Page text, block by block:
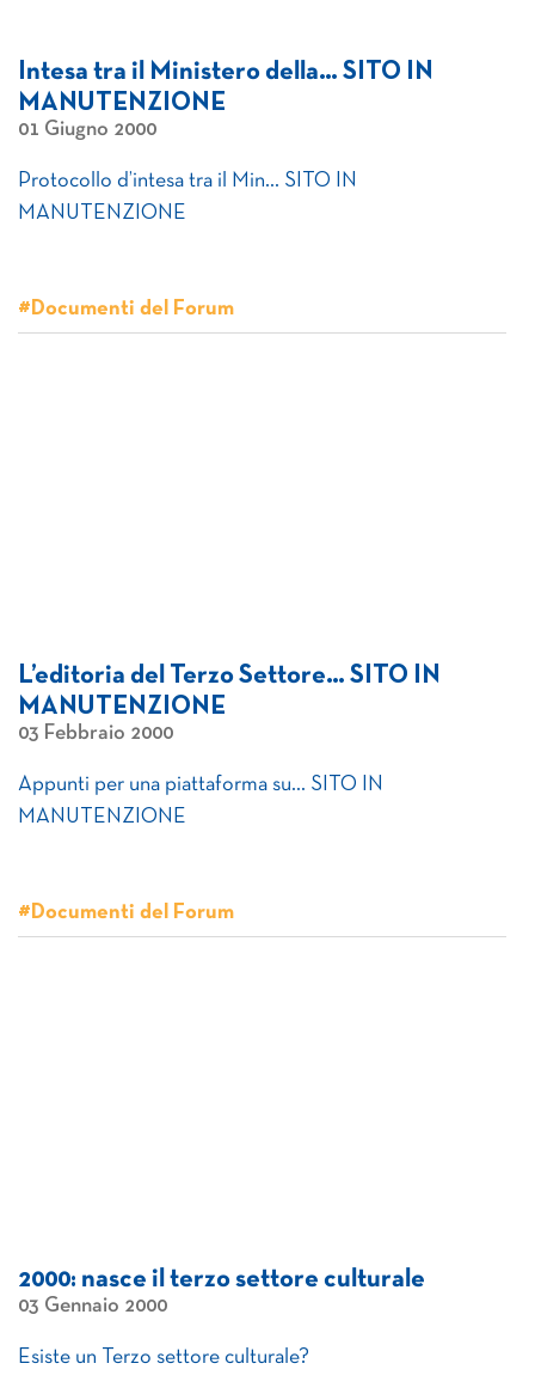
Intesa tra il Ministero della… SITO IN
MANUTENZIONE
01 Giugno 2000
Protocollo d’intesa tra il Min… SITO IN
MANUTENZIONE
#Documenti del Forum
L’editoria del Terzo Settore… SITO IN
MANUTENZIONE
03 Febbraio 2000
Appunti per una piattaforma su… SITO IN
MANUTENZIONE
#Documenti del Forum
2000: nasce il terzo settore culturale
03 Gennaio 2000
Esiste un Terzo settore culturale?